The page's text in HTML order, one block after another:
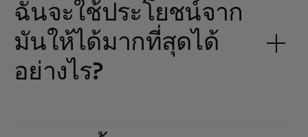
ฉันจะใช้ประโยชน์จาก
มันให้ได้มากที่สุดได้
อย่างไร?